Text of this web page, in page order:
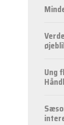
Ung